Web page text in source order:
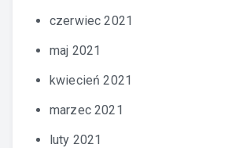
czerwiec 2021
maj 2021
kwiecień 2021
marzec 2021
luty 2021